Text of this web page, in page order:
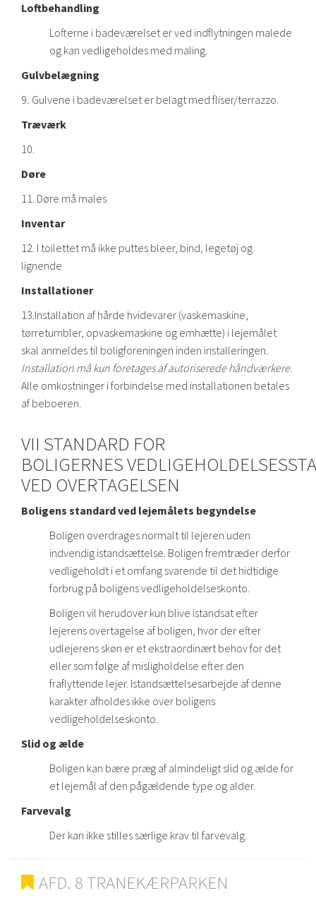
Loftbehandling
Lofterne i badeværelset er ved indflytningen malede
og kan vedligeholdes med maling.
Gulvbelægning
9. Gulvene i badeværelset er belagt med fliser/terrazzo.
Træværk
10.
Døre
11. Døre må males
Inventar
12. I toilettet må ikke puttes bleer, bind, legetøj og
lignende
Installationer
13.Installation af hårde hvidevarer (vaskemaskine,
tørretumbler, opvaskemaskine og emhætte) i lejemålet
skal anmeldes til boligforeningen inden installeringen.
Installation må kun foretages af autoriserede håndværkere.
Alle omkostninger i forbindelse med installationen betales
af beboeren.
VII STANDARD FOR
BOLIGERNES
VED OVERTAGELSEN
Boligens standard ved lejemålets begyndelse
Boligen overdrages normalt til lejeren uden
indvendig istandsættelse. Boligen fremtræder derfor
vedligeholdt i et omfang svarende til det hidtidige
forbrug på boligens vedligeholdelseskonto.
Boligen vil herudover kun blive istandsat efter
lejerens overtagelse af boligen, hvor der efter
udlejerens skøn er et ekstraordinært behov for det
eller som følge af misligholdelse efter den
fraflyttende lejer. Istandsættelsesarbejde af denne
karakter afholdes ikke over boligens
vedligeholdelseskonto.
Slid og ælde
Boligen kan bære præg af almindeligt slid og ælde for
et lejemål af den pågældende type og alder.
Farvevalg
Der kan ikke stilles særlige krav til farvevalg.
AFD. 8 TRANEKÆRPARKEN